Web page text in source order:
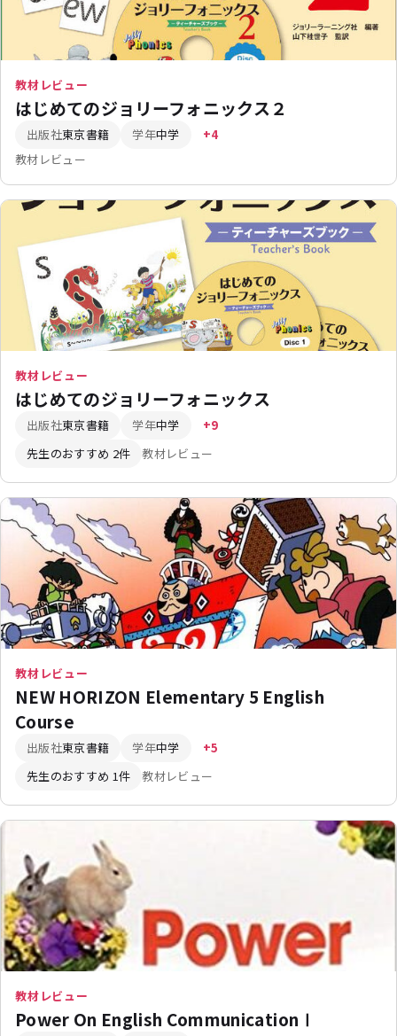
教材レビュー
はじめてのジョリーフォニックス２
出版社東京書籍 学年中学 +4
教材レビュー
教材レビュー
はじめてのジョリーフォニックス
出版社東京書籍 学年中学
+9
先生のおすすめ 2件
教材レビュー
教材レビュー
NEW HORIZON Elementary 5 English
Course
出版社東京書籍 学年中学
+5
先生のおすすめ 1件
教材レビュー
教材レビュー
Power On English CommunicationⅠ